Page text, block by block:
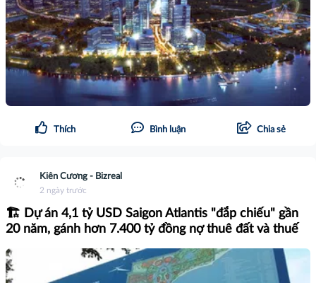
Thích Bình luận Chia sẻ
Kiên Cương - Bizreal
2 ngày trước
🏗️ Dự án 4,1 tỷ USD Saigon Atlantis "đắp chiếu" gần
20 năm, gánh hơn 7.400 tỷ đồng nợ thuê đất và thuế